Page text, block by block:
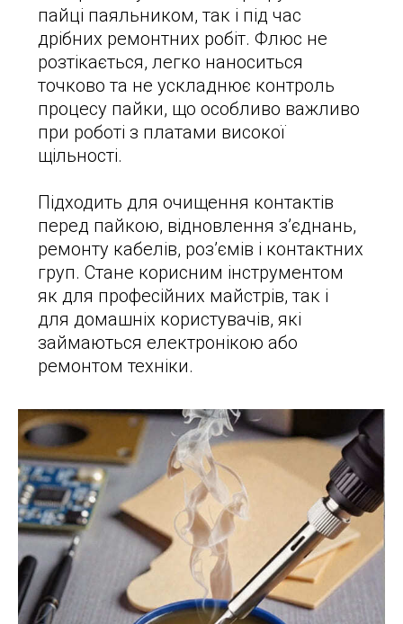
пайці паяльником, так і під час
дрібних ремонтних робіт. Флюс не
розтікається, легко наноситься
точково та не ускладнює контроль
процесу пайки, що особливо важливо
при роботі з платами високої
щільності.
Підходить для очищення контактів
перед пайкою, відновлення з’єднань,
ремонту кабелів, роз’ємів і контактних
груп. Стане корисним інструментом
як для професійних майстрів, так і
для домашніх користувачів, які
займаються електронікою або
ремонтом техніки.